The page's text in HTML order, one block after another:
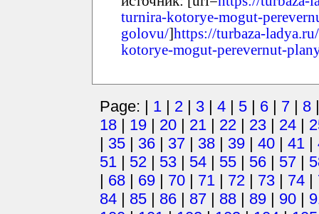
turnira-kotorye-mogut-
golovu/]https://turbaza-
kotorye-mogut-perevernut-
Page: | 1 | 2 | 3 | 4 | 5 | 6 | 7 | 8
18 | 19 | 20 | 21 | 22 | 23 | 24 |
| 35 | 36 | 37 | 38 | 39 | 40 | 41 |
51 | 52 | 53 | 54 | 55 | 56 | 57 |
| 68 | 69 | 70 | 71 | 72 | 73 | 74 |
84 | 85 | 86 | 87 | 88 | 89 | 90 |